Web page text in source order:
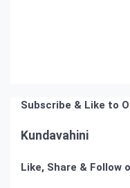
Subscribe & Like to
Kundavahini
Like, Share & Follow